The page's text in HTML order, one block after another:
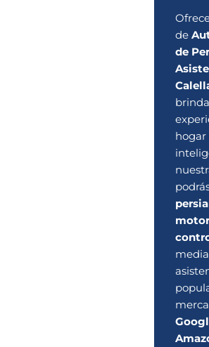
de
de
hogar